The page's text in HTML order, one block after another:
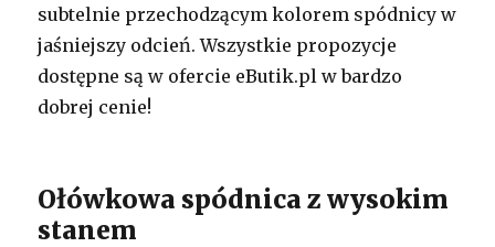
subtelnie przechodzącym kolorem spódnicy w
jaśniejszy odcień. Wszystkie propozycje
dostępne są w ofercie eButik.pl w bardzo
dobrej cenie!
Ołówkowa spódnica z wysokim
stanem